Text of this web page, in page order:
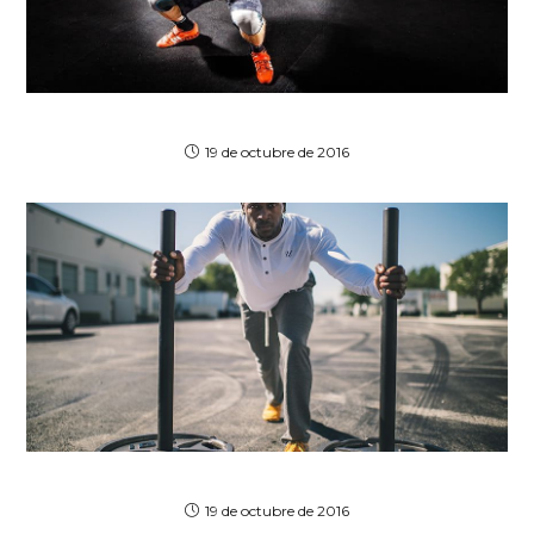
19 de octubre de 2016
19 de octubre de 2016